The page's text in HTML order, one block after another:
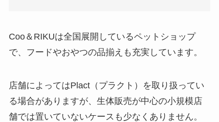
モグリッチはどこで売ってる？楽天やAmazon
ターキッシュバンが性格悪い7つの理由とは？
注意すべき問題行動7選
Coo＆ RIKUは全国展開しているペットショップ
で、フードやおやつの品揃えも充実しています。
店舗によってはPlact（プラクト）を取り扱ってい
る場合がありますが、生体販売が中心の小規模店
舗では置いていないケースも少なくありません。